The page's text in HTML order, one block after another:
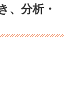
、分析・